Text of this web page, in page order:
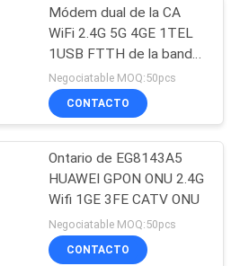
de la
Módem dual de la CA
WiFi 2.4G 5G 4GE 1TEL
1USB FTTH de la banda
de HS8546V5 HUAWEI
GPON ONU
Negociatable MOQ:50pcs
CONTACTO
Ontario de EG8143A5
HUAWEI GPON ONU 2.4G
Wifi 1GE 3FE CATV ONU
Negociatable MOQ:50pcs
CONTACTO